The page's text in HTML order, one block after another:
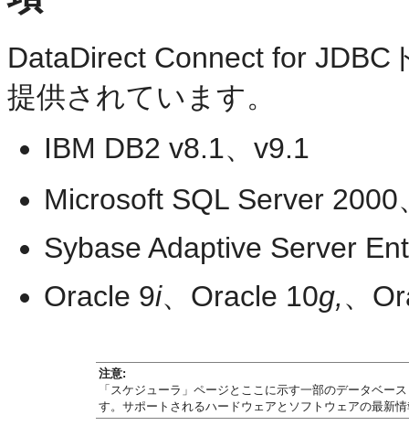
DataDirect Connect for
提供されています。
IBM DB2 v8.1、v9.1
Microsoft SQL Server
Sybase Adaptive Server
Oracle 9i、Oracle 10g,、
注意:
「スケジューラ」ページとここに示す一部のデータベー
す。サポートされるハードウェアとソフトウェアの最新